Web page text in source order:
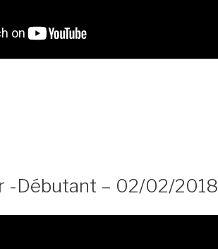
-Débutant – 02/02/2018